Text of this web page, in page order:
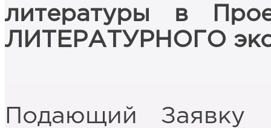
литературы в
ЛИТЕРАТУРНОГО
Подающий Заявку